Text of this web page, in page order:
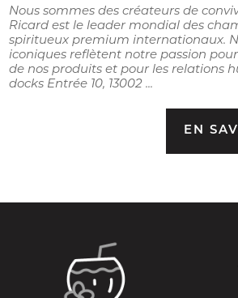
Nous sommes des créateurs de
Ricard est le leader mondial des
spiritueux premium internationaux.
iconiques reflètent notre passion
de nos produits et pour les relations
docks Entrée 10, 13002 ...
EN